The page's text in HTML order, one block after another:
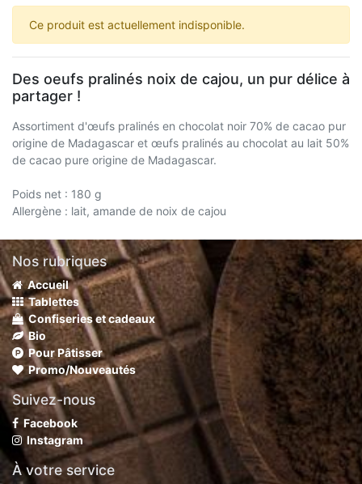
Ce produit est actuellement indisponible.
Des oeufs pralinés noix de cajou, un pur délice à
partager !
Assortiment d'œufs pralinés en chocolat noir 70% de cacao pur
origine de Madagascar et œufs pralinés au chocolat au lait 50%
de cacao pure origine de Madagascar.
Poids net : 180 g
Allergène : lait, amande de noix de cajou
Nos rubriques
Accueil
Tablettes
Confiseries et cadeaux
Bio
Pour Pâtisser
Promo/Nouveautés
Suivez-nous
Facebook
Instagram
À votre service